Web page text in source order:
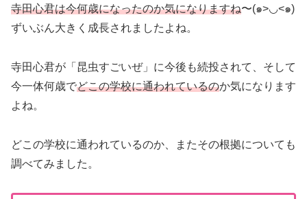
寺田心君は今何歳になったのか気になりますね〜(๑>◡<๑)
ずいぶん大きく成長されましたよね。
寺田心君が「昆虫すごいぜ」に今後も続投されて、そして
今一体何歳でどこの学校に通われているのか気になります
よね。
どこの学校に通われているのか、またその根拠についても
調べてみました。